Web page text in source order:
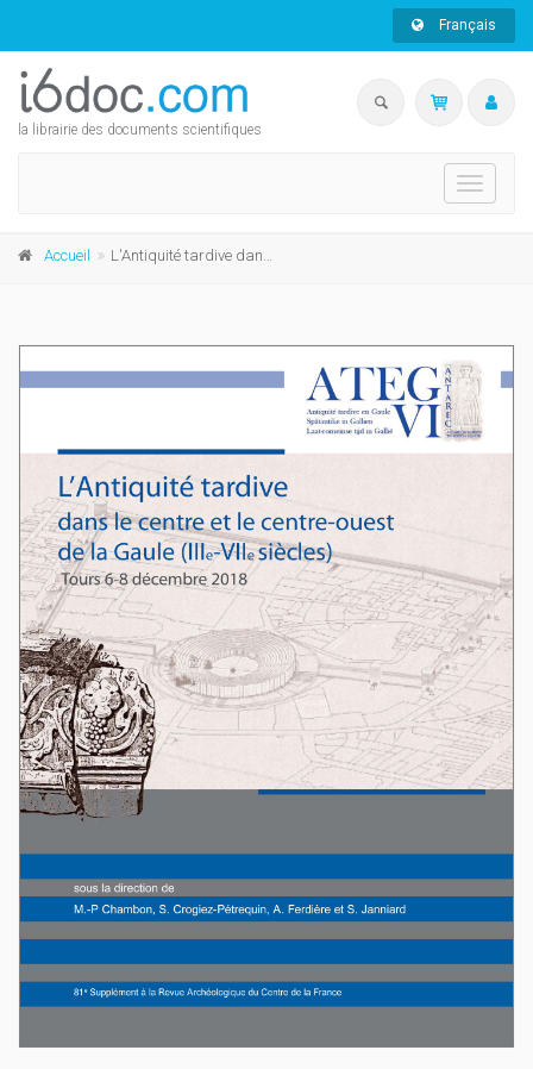
Français
la librairie des documents scientifiques
Toggle
Accueil L'Antiquité tardive dans le centre et le centre-ouest de la Gaule (IIIe - VIIe siècles)